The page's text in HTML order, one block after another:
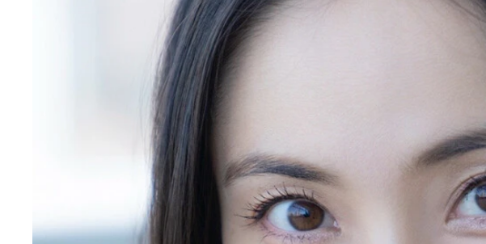
紗綾さんに写真集『ツボミ』の裏話から、グラビアへの思いまでを聞いた